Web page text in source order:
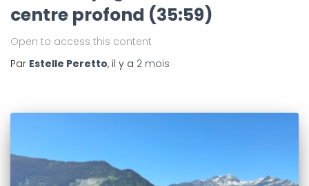
centre profond (35:59)
Open to access this content
Par Estelle Peretto, il y a 2 mois